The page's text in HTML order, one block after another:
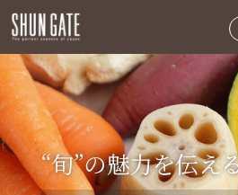
“旬”を育む地域を
“旬”の魅力を伝え
｢贈り物｣に込めら
える。
“旬”を楽しむ人を
小さなまちで育ま
｢地域のおくりも
へ。
限りある食品を
無駄にしないため